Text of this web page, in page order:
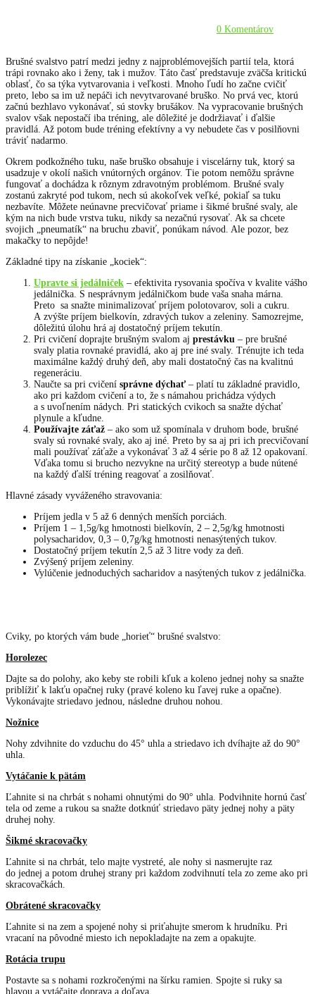
0 Komentárov
Brušné svalstvo patrí medzi jedny z najproblémovejších partií tela, ktorá
trápi rovnako ako i ženy, tak i mužov. Táto časť predstavuje zväčša kritickú
oblasť, čo sa týka vytvarovania i veľkosti. Mnoho ľudí ho začne cvičiť
preto, lebo sa im už nepáči ich nevytvarované bruško. No prvá vec, ktorú
začnú bezhlavo vykonávať, sú stovky brušákov. Na vypracovanie brušných
svalov však nepostačí iba tréning, ale dôležité je dodržiavať i ďalšie
pravidlá. Až potom bude tréning efektívny a vy nebudete čas v posilňovni
tráviť nadarmo.
Okrem podkožného tuku, naše bruško obsahuje i viscelárny tuk, ktorý sa
usadzuje v okolí našich vnútorných orgánov. Tie potom nemôžu správne
fungovať a dochádza k rôznym zdravotným problémom. Brušné svaly
zostanú zakryté pod tukom, nech sú akokoľvek veľké, pokiaľ sa tuku
nezbavíte. Môžete neúnavne precvičovať priame i šikmé brušné svaly, ale
kým na nich bude vrstva tuku, nikdy sa nezačnú rysovať. Ak sa chcete
svojich „pneumatík“ na bruchu zbaviť, ponúkam návod. Ale pozor, bez
makačky to nepôjde!
Základné tipy na získanie „kociek“:
Upravte si jedálniček – efektivita rysovania spočíva v kvalite vášho
jedálnička. S nesprávnym jedálničkom bude vaša snaha márna.
Preto sa snažte minimalizovať príjem polotovarov, soli a cukru.
A zvýšte príjem bielkovín, zdravých tukov a zeleniny. Samozrejme,
dôležitú úlohu hrá aj dostatočný príjem tekutín.
Pri cvičení doprajte brušným svalom aj prestávku – pre brušné
svaly platia rovnaké pravidlá, ako aj pre iné svaly. Trénujte ich teda
maximálne každý druhý deň, aby mali dostatočný čas na kvalitnú
regeneráciu.
Naučte sa pri cvičení správne dýchať– platí tu základné pravidlo,
ako pri každom cvičení a to, že s námahou prichádza výdych
a s uvoľnením nádych. Pri statických cvikoch sa snažte dýchať
plynule a kľudne.
Používajte záťaž – ako som už spomínala v druhom bode, brušné
svaly sú rovnaké svaly, ako aj iné. Preto by sa aj pri ich precvičovaní
mali používať záťaže a vykonávať 3 až 4 série po 8 až 12 opakovaní.
Vďaka tomu si brucho nezvykne na určitý stereotyp a bude nútené
na každý ďalší tréning reagovať a zosilňovať.
Hlavné zásady vyváženého stravovania:
Príjem jedla v 5 až 6 denných menších porciách.
Príjem 1 – 1,5g/kg hmotnosti bielkovín, 2 – 2,5g/kg hmotnosti
polysacharidov, 0,3 – 0,7g/kg hmotnosti nenasýtených tukov.
Dostatočný príjem tekutín 2,5 až 3 litre vody za deň.
Zvýšený príjem zeleniny.
Vylúčenie jednoduchých sacharidov a nasýtených tukov z jedálnička.
Cviky, po ktorých vám bude „horieť“ brušné svalstvo:
Horolezec
Dajte sa do polohy, ako keby ste robili kľuk a koleno jednej nohy sa snažte
priblížiť k lakťu opačnej ruky (pravé koleno ku ľavej ruke a opačne).
Vykonávajte striedavo jednou, následne druhou nohou.
Nožnice
Nohy zdvihnite do vzduchu do 45° uhla a striedavo ich dvíhajte až do 90°
uhla.
Vytáčanie k pätám
Ľahnite si na chrbát s nohami ohnutými do 90° uhla. Podvihnite hornú časť
tela od zeme a rukou sa snažte dotknúť striedavo päty jednej nohy a päty
druhej nohy.
Šikmé skracovačky
Ľahnite si na chrbát, telo majte vystreté, ale nohy si nasmerujte raz
do jednej a potom druhej strany pri každom zodvihnutí tela zo zeme ako pri
skracovačkách.
Obrátené skracovačky
Ľahnite si na zem a spojené nohy si priťahujte smerom k hrudníku. Pri
vracaní na pôvodné miesto ich nepokladajte na zem a opakujte.
Rotácia trupu
Postavte sa s nohami rozkročenými na šírku ramien. Spojte si ruky sa
hlavou a vytáčajte doprava a doľava.